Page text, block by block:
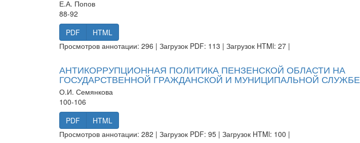
Е.А. Попов
88-92
PDF
HTML
Просмотров аннотации: 296 | Загрузок PDF: 113 | Загрузок HTMl: 27 |
АНТИКОРРУПЦИОННАЯ ПОЛИТИКА ПЕНЗЕНСКОЙ ОБЛАСТИ НА
ГОСУДАРСТВЕННОЙ ГРАЖДАНСКОЙ И МУНИЦИПАЛЬНОЙ СЛУЖБЕ
О.И. Семянкова
100-106
PDF
HTML
Просмотров аннотации: 282 | Загрузок PDF: 95 | Загрузок HTMl: 100 |